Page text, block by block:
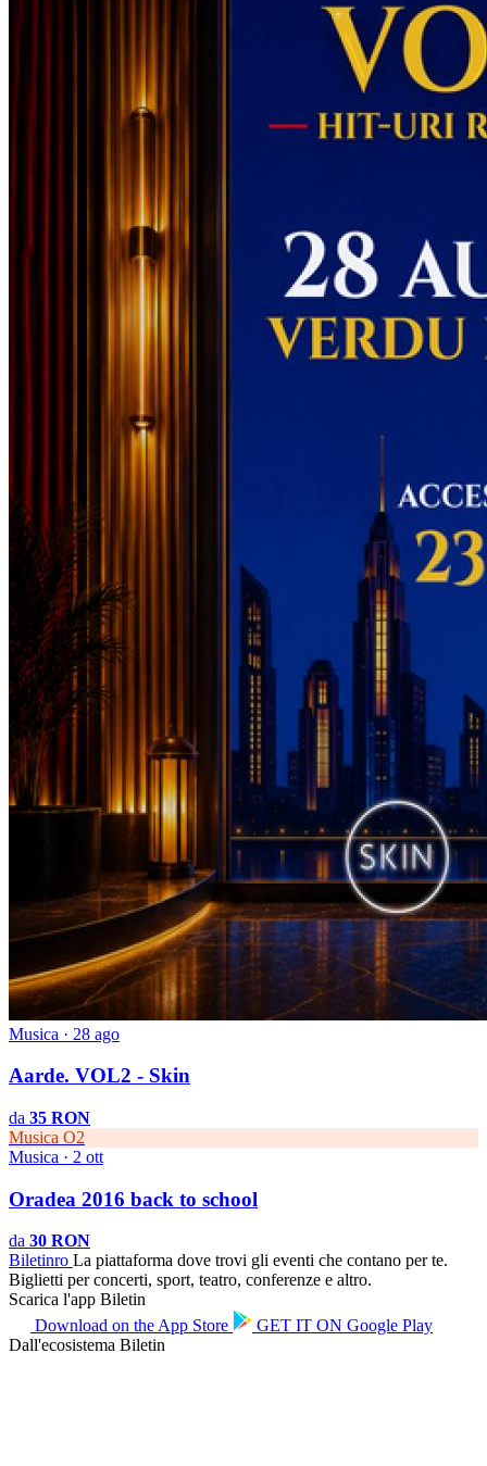
Musica · 28 ago
Aarde. VOL2 - Skin
da 35 RON
Musica O2
Musica · 2 ott
Oradea 2016 back to school
da 30 RON
Biletinro La piattaforma dove trovi gli eventi che contano per te.
Biglietti per concerti, sport, teatro, conferenze e altro.
Scarica l'app Biletin
Download on theApp Store GET IT ON Google Play
Dall'ecosistema Biletin